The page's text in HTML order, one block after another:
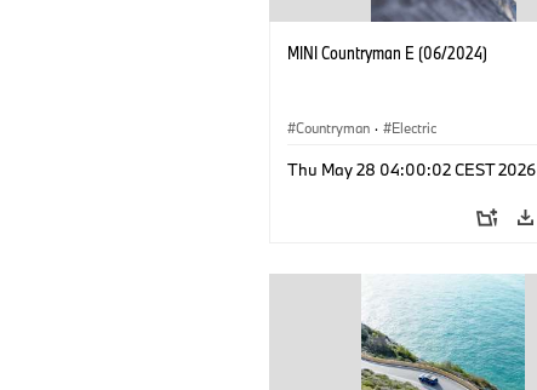
MINI Countryman E (06/2024)
Countryman · Electric
Thu May 28 04:00:02 CEST 2026